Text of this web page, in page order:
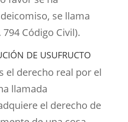
se llama
Código Civil).
DE USUFRUCTO
el derecho real por el
llamada
el derecho de